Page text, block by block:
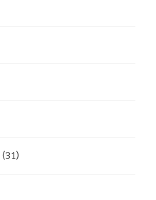
(31)